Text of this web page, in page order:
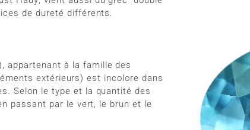
de dureté différents.
appartenant à la famille des
extérieurs) est incolore dans
Selon le type et la quantité des
passant par le vert, le brun et le